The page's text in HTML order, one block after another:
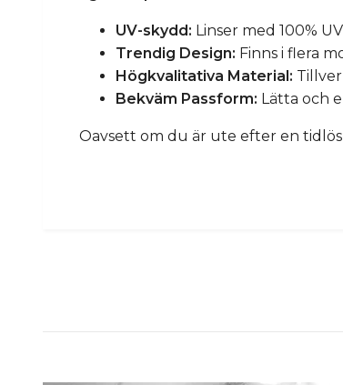
UV-skydd: Linser med 100%
Trendig Design: Finns i flera
Högkvalitativa Material:
Bekväm Passform: Lätta och
Oavsett om du är ute efter en